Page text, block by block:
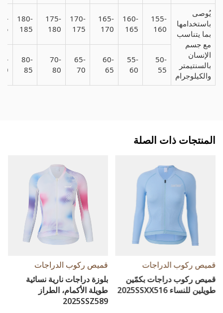
يُوصى
باستخدامها
بما يتناسب
مع جسم
الإنسان
بالسنتيمتر
والكيلوجرام
155-
160
160-
165
165-
170
170-
175
175-
180
180-
185
50-
55
55-
60
60-
65
65-
70
70-
80
80-
85
90
المنتجات ذات الصلة
قميص ركوب الدراجات
بلوزة دراجات نارية نسائية
طويلة الأكمام، الطراز
قميص ركوب الدراجات
سراويل تزلج نسائية ذات حزام
لعام 2025، الطراز SSZ5345